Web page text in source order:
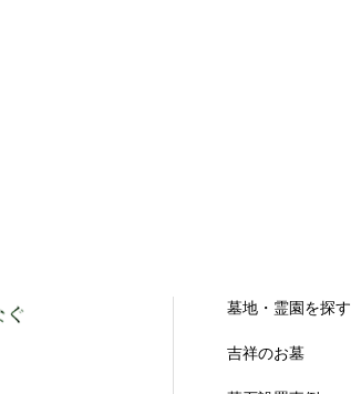
墓地・霊園を探す
吉祥のお墓